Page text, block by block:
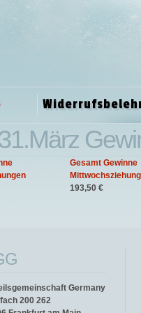
Gesamt Gewinne
193,50 €
Germany
200 262